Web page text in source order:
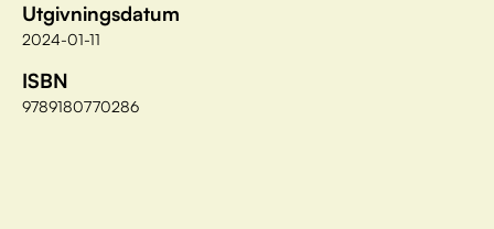
Utgivningsdatum
2024-01-11
ISBN
9789180770286